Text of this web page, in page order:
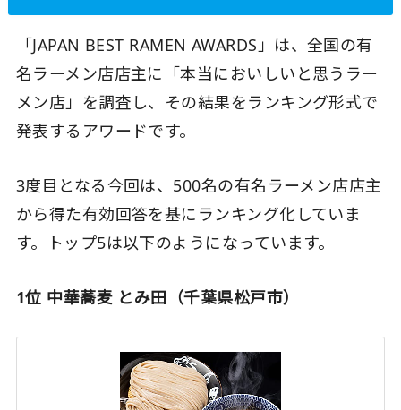
「JAPAN BEST RAMEN AWARDS」は、全国の有
名ラーメン店店主に「本当においしいと思うラー
メン店」を調査し、その結果をランキング形式で
発表するアワードです。
3度目となる今回は、500名の有名ラーメン店店主
から得た有効回答を基にランキング化していま
す。トップ5は以下のようになっています。
1位 中華蕎麦 とみ田（千葉県松戸市）